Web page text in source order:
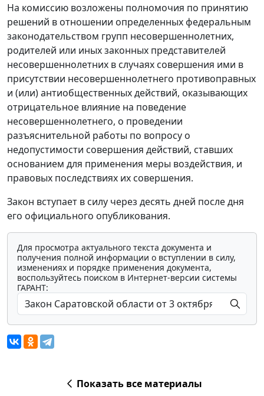
На комиссию возложены полномочия по принятию
решений в отношении определенных федеральным
законодательством групп несовершеннолетних,
родителей или иных законных представителей
несовершеннолетних в случаях совершения ими в
присутствии несовершеннолетнего противоправных
и (или) антиобщественных действий, оказывающих
отрицательное влияние на поведение
несовершеннолетнего, о проведении
разъяснительной работы по вопросу о
недопустимости совершения действий, ставших
основанием для применения меры воздействия, и
правовых последствиях их совершения.
Закон вступает в силу через десять дней после дня
его официального опубликования.
Для просмотра актуального текста документа и
получения полной информации о вступлении в силу,
изменениях и порядке применения документа,
воспользуйтесь поиском в Интернет-версии системы
ГАРАНТ:
Показать все материалы